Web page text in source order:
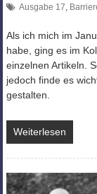
Ausgabe 17
Als ich mich im
habe, ging es im
einzelnen Artikeln.
jedoch finde es
gestalten.
Weiterlesen